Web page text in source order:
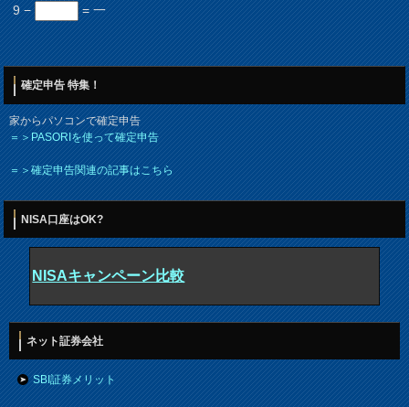
9 − = 一
確定申告 特集！
家からパソコンで確定申告
＝＞PASORIを使って確定申告
＝＞確定申告関連の記事はこちら
NISA口座はOK?
NISAキャンペーン比較
ネット証券会社
SBI証券メリット